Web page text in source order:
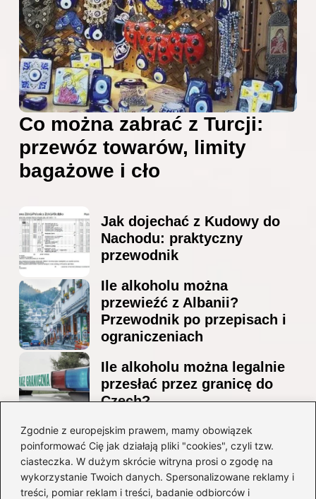
Zgodnie z europejskim prawem, mamy obowiązek
poinformować Cię jak działają pliki "cookies", czyli tzw.
ciasteczka. W dużym skrócie witryna prosi o zgodę na
wykorzystanie Twoich danych. Spersonalizowane reklamy i
treści, pomiar reklam i treści, badanie odbiorców i
Co można zabrać z Turcji:
przewóz towarów, limity
bagażowe i cło
Jak dojechać z Kudowy do
Nachodu: praktyczny
przewodnik
Ile alkoholu można
przewieźć z Albanii?
Przewodnik po przepisach i
ograniczeniach
Ile alkoholu można legalnie
przesłać przez granicę do
Czech?
Jak wygodnie dotrzeć z
lotniska Marco Polo do
Mestre? Poradnik krok po
kroku